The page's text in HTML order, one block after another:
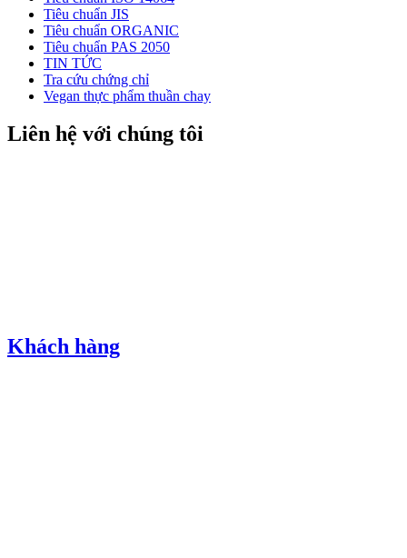
Tiêu chuẩn JIS
Tiêu chuẩn ORGANIC
Tiêu chuẩn PAS 2050
TIN TỨC
Tra cứu chứng chỉ
Vegan thực phẩm thuần chay
Liên hệ với chúng tôi
Khách hàng